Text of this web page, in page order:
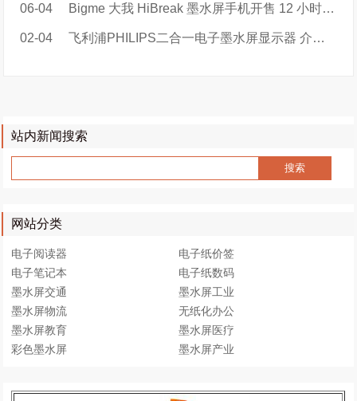
06-04 Bigme 大我 HiBreak 墨水屏手机开售 12 小时总销量超 880 单
02-04 飞利浦PHILIPS二合一电子墨水屏显示器 介绍视频
站内新闻搜索
网站分类
电子阅读器
电子纸价签
电子笔记本
电子纸数码
墨水屏交通
墨水屏工业
墨水屏物流
无纸化办公
墨水屏教育
墨水屏医疗
彩色墨水屏
墨水屏产业